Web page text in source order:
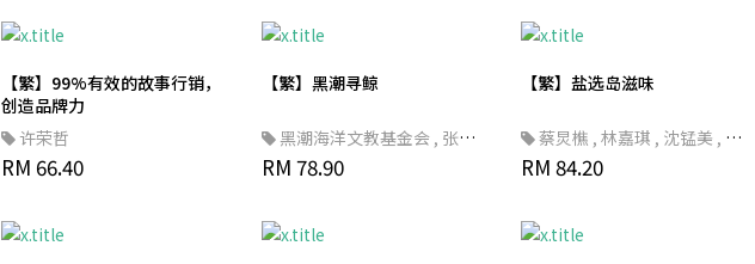
【繁】99%有效的故事行销，
创造品牌力
许荣哲
RM 66.40
【繁】黑潮寻鲸
黑潮海洋文教基金会 , 张卉
君,陈冠荣,
RM 78.90
【繁】盐选岛滋味
蔡炅樵 , 林嘉琪 , 沈锰美 , 陈
静宜
RM 84.20